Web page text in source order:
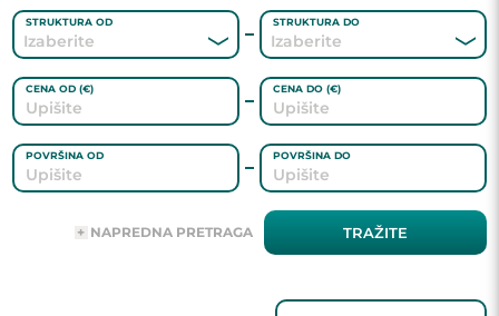
STRUKTURA OD STRUKTURA DO
CENA OD (€) CENA DO (€)
POVRŠINA OD POVRŠINA DO
TRAŽITE
NAPREDNA PRETRAGA